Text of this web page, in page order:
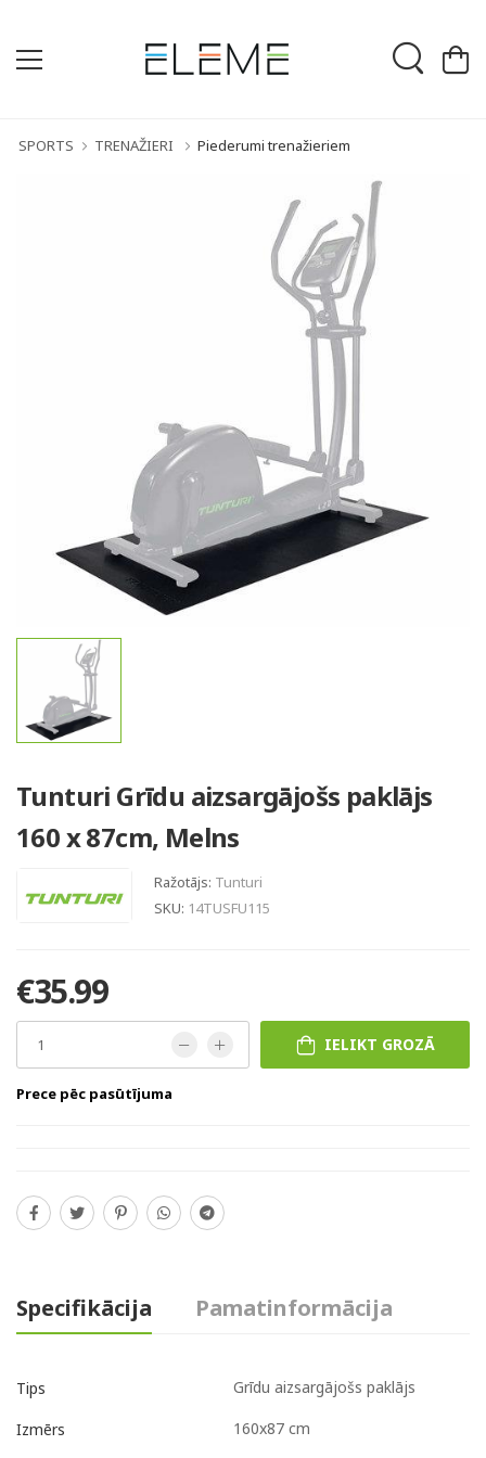
SPORTS TRENAŽIERI Piederumi trenažieriem
Tunturi Grīdu aizsargājošs paklājs
160 x 87cm, Melns
Ražotājs: Tunturi
SKU: 14TUSFU115
€35.99
IELIKT GROZĀ
Prece pēc pasūtījuma
Specifikācija Pamatinformācija
Tips Grīdu aizsargājošs paklājs
Izmērs 160x87 cm